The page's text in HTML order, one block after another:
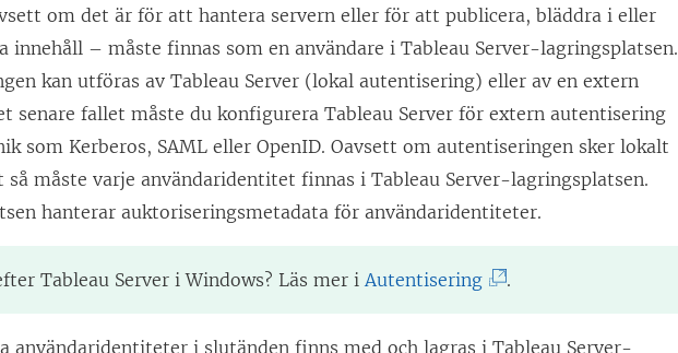
om det är för att hantera servern eller för att publicera, bläddra i eller
innehåll – måste finnas som en användare i Tableau Server-lagringsplatsen.
kan utföras av Tableau Server (lokal autentisering) eller av en extern
senare fallet måste du konfigurera Tableau Server för extern autentisering
som Kerberos, SAML eller OpenID. Oavsett om autentiseringen sker lokalt
så måste varje användaridentitet finnas i Tableau Server-lagringsplatsen.
hanterar auktoriseringsmetadata för användaridentiteter.
Tableau Server i Windows? Läs mer iAutentisering(
ä
.
användaridentiteter i slutänden finns med och lagras i Tableau Server-